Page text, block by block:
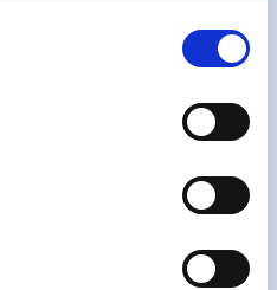
weiterhin nutzen.